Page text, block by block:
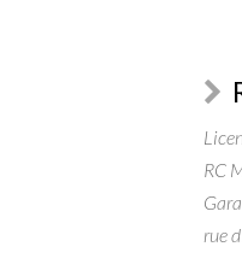
RC
rue